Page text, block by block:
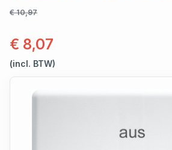
€ 10,97
€ 8,07
(incl. BTW)